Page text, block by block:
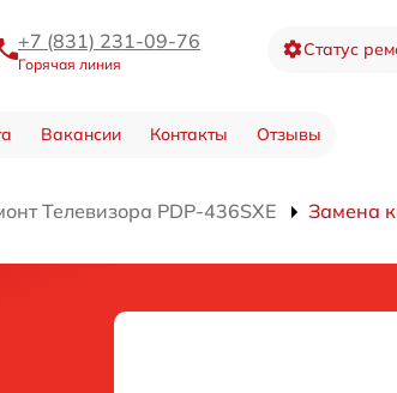
+7 (831) 231-09-76
Горячая линия
Статус
Вакансии Контакты Отзывы
Телевизора PDP-436SXE Замена